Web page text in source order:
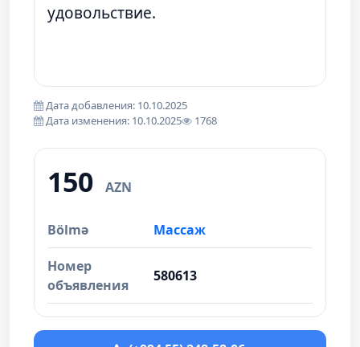
удовольствие.
Дата добавления: 10.10.2025
Дата изменения: 10.10.2025
1768
150 AZN
Bölmə Массаж
Номер
объявления
580613